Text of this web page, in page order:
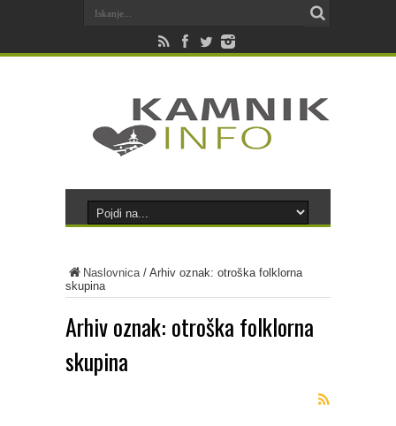
Naslovnica/ Arhiv oznak: otroška folklorna
skupina
Arhiv oznak: otroška folklorna
skupina